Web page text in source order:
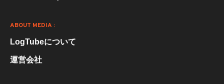
ABOUT MEDIA :
LogTubeについて
運営会社